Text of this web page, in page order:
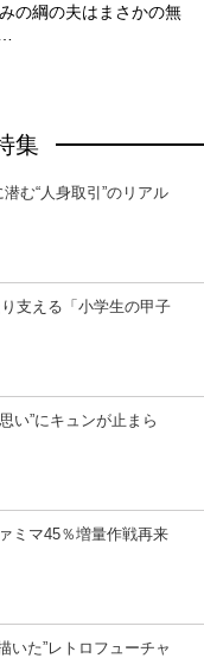
の綱の夫はまさかの無
集
む“人身取引”のリアル
支える「小学生の甲子
い”にキュンが止まら
ミマ45％増量作戦再来
た”レトロフューチャ